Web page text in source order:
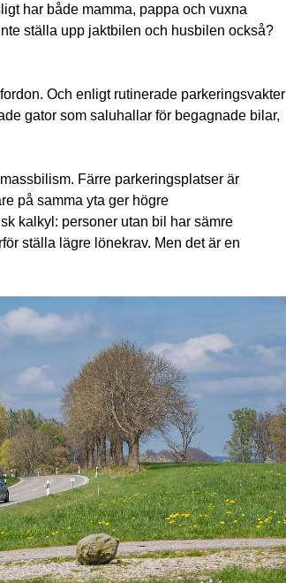
har både mamma, pappa och vuxna
ställa upp jaktbilen och husbilen också?
Och enligt rutinerade parkeringsvakter
gator som saluhallar för begagnade bilar,
Färre parkeringsplatser är
på samma yta ger högre
kalkyl: personer utan bil har sämre
ställa lägre lönekrav. Men det är en